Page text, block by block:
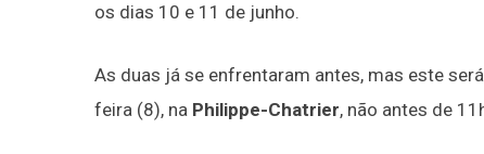
os dias 10 e 11 de junho.
As duas já se enfrentaram antes, mas este
feira (8), na Philippe-Chatrier, não antes de